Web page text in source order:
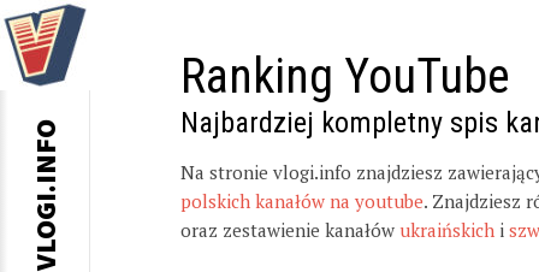
Ranking YouTube
Najbardziej kompletny spis
Na stronie vlogi.info znajdziesz
polskich kanałów na youtube. Znajdziesz
oraz zestawienie kanałów ukraińskich i
VLOGI.INFO